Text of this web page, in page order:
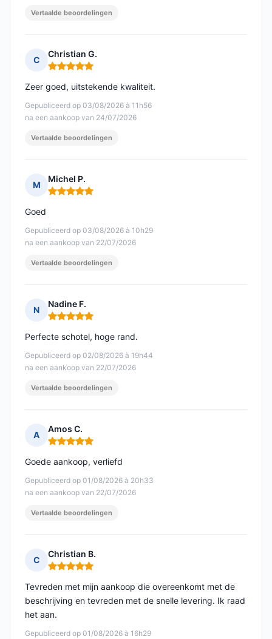
Vertaalde beoordelingen
C
Christian G.
Opmerking: 5 van 5
Gepubliceerd op 03/08/2026 à 11h56
na een aankoop van 24/07/2026
Zeer goed, uitstekende kwaliteit.
Vertaalde beoordelingen
M
Michel P.
Opmerking: 5 van 5
Gepubliceerd op 03/08/2026 à 10h29
na een aankoop van 22/07/2026
Goed
Vertaalde beoordelingen
N
Nadine F.
Opmerking: 5 van 5
Gepubliceerd op 02/08/2026 à 19h44
na een aankoop van 22/07/2026
Perfecte schotel, hoge rand.
Vertaalde beoordelingen
A
Amos C.
Opmerking: 5 van 5
Gepubliceerd op 01/08/2026 à 20h33
na een aankoop van 22/07/2026
Goede aankoop, verliefd
Vertaalde beoordelingen
C
Christian B.
Opmerking: 5 van 5
Gepubliceerd op 01/08/2026 à 16h29
Tevreden met mijn aankoop die overeenkomt met de
beschrijving en tevreden met de snelle levering. Ik raad
het aan.